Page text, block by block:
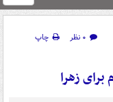
۰ نظر
چاپ
زهرا